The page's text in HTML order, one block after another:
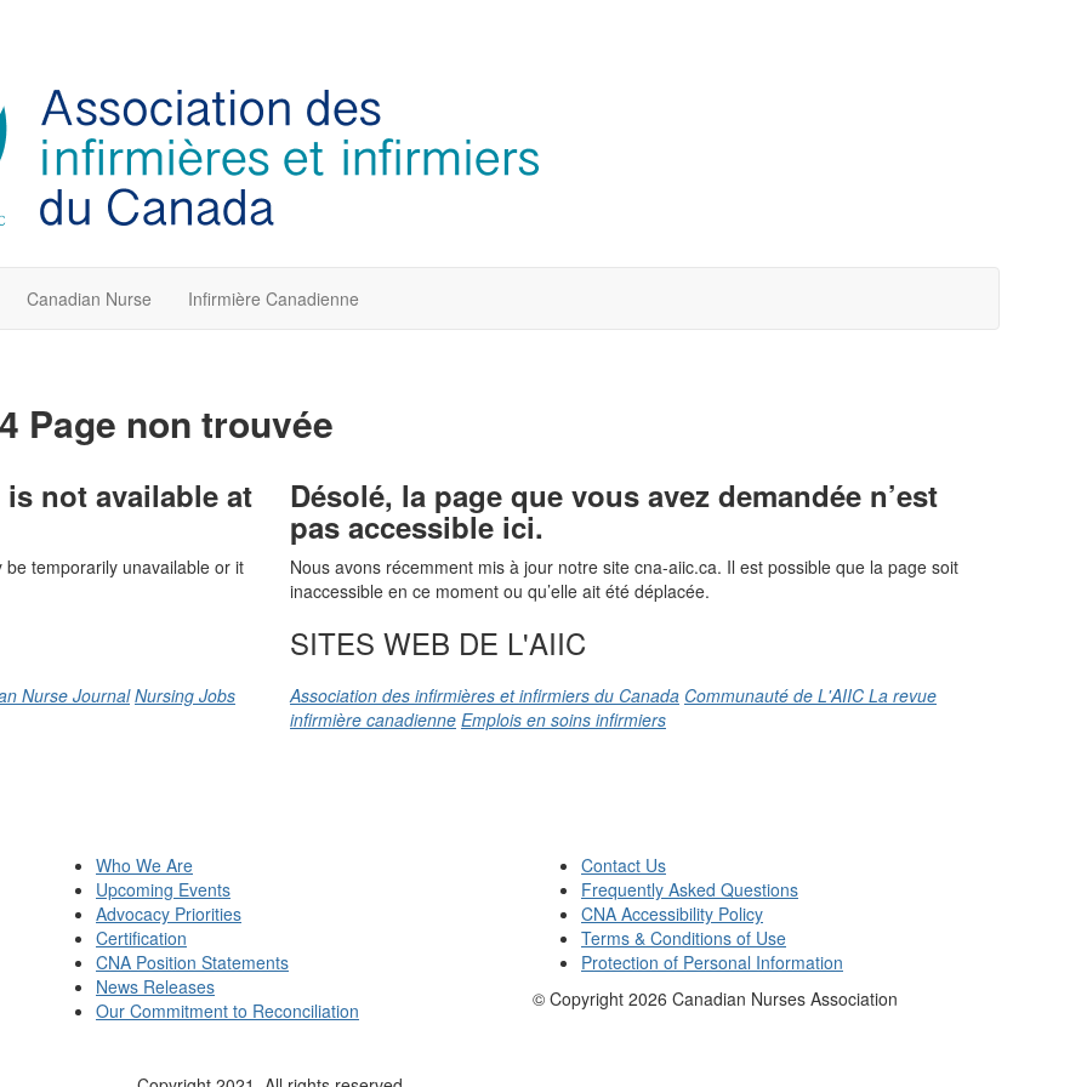
Canadian Nurse Infirmière Canadienne
Page non trouvée
not available at
temporarily unavailable or it
Nurse Journal Nursing Jobs
Désolé, la page que vous avez demandée n’est
pas accessible ici.
Nous avons récemment mis à jour notre site cna-aiic.ca. Il est possible que la page soit
inaccessible en ce moment ou qu’elle ait été déplacée.
SITES WEB DE L'AIIC
Association des infirmières et infirmiers du Canada Communauté de L'AIIC La revue
infirmière canadienne Emplois en soins infirmiers
Who We Are
Upcoming Events
Advocacy Priorities
Certification
CNA Position Statements
News Releases
Our Commitment to Reconciliation
Contact Us
Frequently Asked Questions
CNA Accessibility Policy
Terms & Conditions of Use
Protection of Personal Information
© Copyright 2026 Canadian Nurses Association